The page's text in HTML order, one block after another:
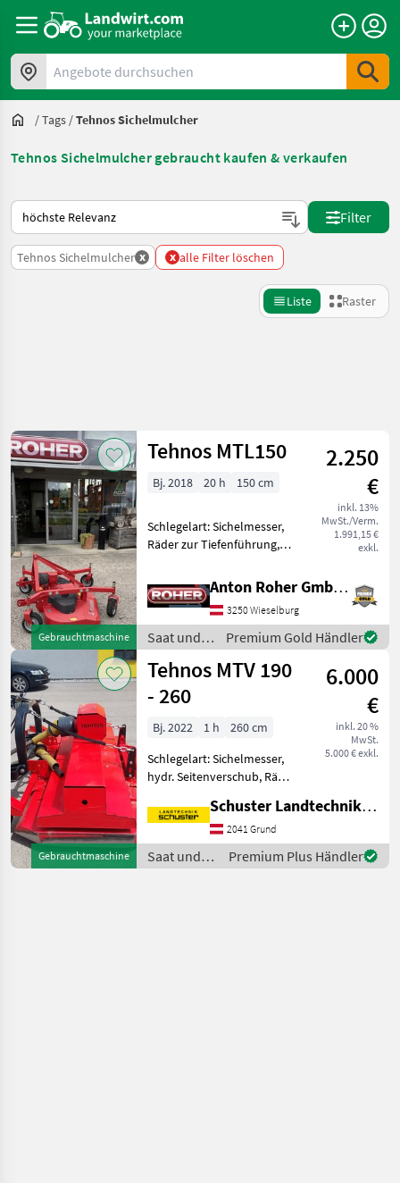
Angebote durchsuchen
/Tags /Tehnos Sichelmulcher
Tehnos Sichelmulcher gebraucht kaufen & verkaufen
So wird auf Landwirt.com sortiert
Filter
Tehnos Sichelmulcher x x alle Filter löschen
Liste Raster
Kategorie 2 Land Filter
AKTUELLER
PFAD
Tehnos
Sichelmulcher
KATEGORIE
WÄHLEN
Landtechnik
2
MARKTPLATZ
Marktplatz Händlerangebote Kleinanzeigen
Zurücksetzen
Ergebnisse
anzeigen
Gebrauchtmaschine
Tehnos MTL150
2.250
€
inkl. 13%
MwSt./Verm.
1.991,15 €
exkl.
Bj. 2018 20 h 150 cm
Schlegelart: Sichelmesser,
Räder zur Tiefenführung,
Riemenspannung * wenig
benutzt * Gelenkwelle *
Stützräder * Sichelmulcher
Saat und Pflege Mulchgerä
Anton Roher GmbH (ACA Center Roher)
3250 Wieselburg
Saat und
Pflege /
Tehnos
Premium Gold Händler
Gebrauchtmaschine
Tehnos MTV 190
- 260
6.000
€
inkl. 20 %
MwSt.
5.000 € exkl.
Bj. 2022 1 h
260 cm
Schlegelart: Sichelmesser,
hydr. Seitenverschub, Räder
im Getriebe, automatische
Riemenspannung guter
gebrauchter Sichelmulcher,
Tehnos MTV,
Schuster Landtechnik Grund
2041 Grund
Saat und
Pflege /
Premium Plus Händler